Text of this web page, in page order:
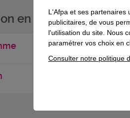
en détail
L'Afpa et ses partenaires
publicitaires, de vous
l'utilisation du site. Nous
paramétrer vos choix en
Consulter notre politique